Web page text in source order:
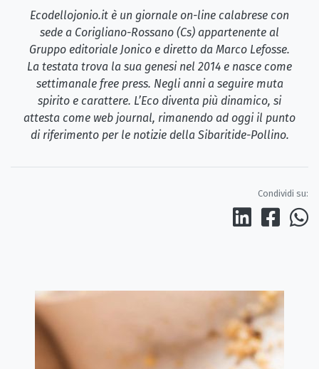
Ecodellojonio.it è un giornale on-line calabrese con
sede a Corigliano-Rossano (Cs) appartenente al
Gruppo editoriale Jonico e diretto da Marco Lefosse.
La testata trova la sua genesi nel 2014 e nasce come
settimanale free press. Negli anni a seguire muta
spirito e carattere. L’Eco diventa più dinamico, si
attesta come web journal, rimanendo ad oggi il punto
di riferimento per le notizie della Sibaritide-Pollino.
Condividi su: